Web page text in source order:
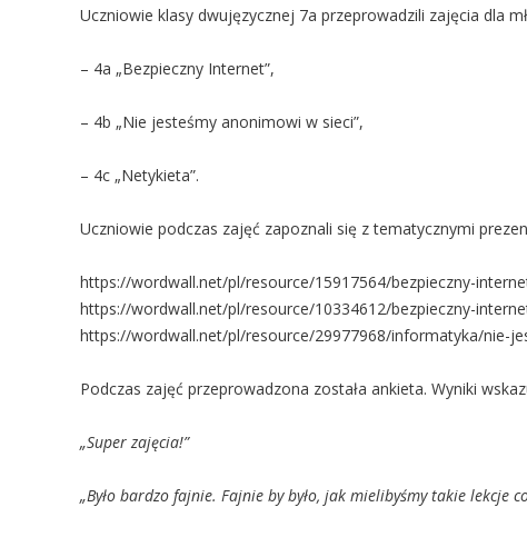
Uczniowie klasy dwujęzycznej 7a przeprowadzili zajęcia dla
– 4a „Bezpieczny Internet”,
– 4b „Nie jesteśmy anonimowi w sieci”,
– 4c „Netykieta”.
Uczniowie podczas zajęć zapoznali się z tematycznymi
https://wordwall.net/pl/resource/15917564/bezpieczny-
https://wordwall.net/pl/resource/10334612/bezpieczny-
https://wordwall.net/pl/resource/29977968/informatyka/nie-
Podczas zajęć przeprowadzona została ankieta. Wyniki
„Super zajęcia!”
„Było bardzo fajnie. Fajnie by było, jak mielibyśmy takie lekcje